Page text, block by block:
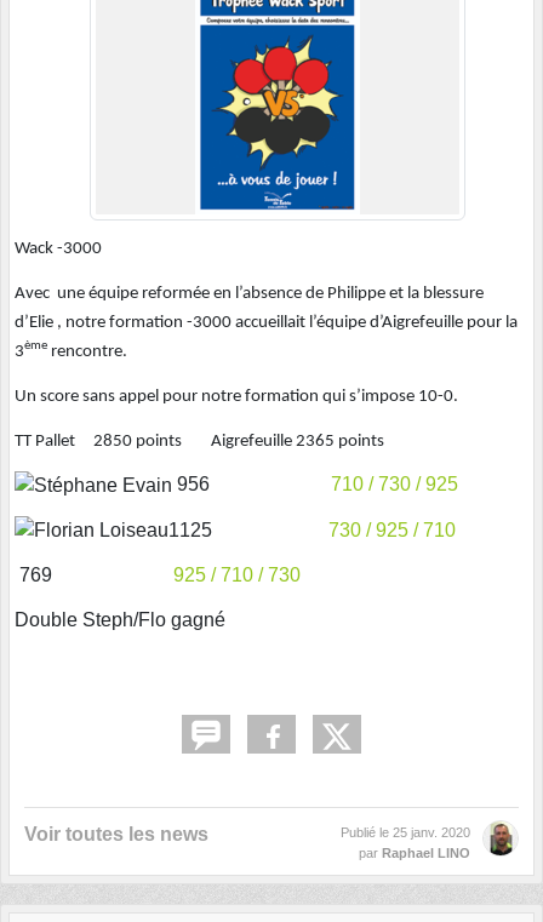
Wack -3000
Avec une équipe reformée en l’absence de Philippe et la blessure
d’Elie , notre formation -3000 accueillait l’équipe d’Aigrefeuille pour la
3ème rencontre.
Un score sans appel pour notre formation qui s’impose 10-0.
TT Pallet 2850 points Aigrefeuille 2365 points
956 710 / 730 / 925
1125 730 / 925 / 710
769 925 / 710 / 730
Double Steph/Flo gagné
Voir toutes les news Publié le 25 janv. 2020
par Raphael LINO